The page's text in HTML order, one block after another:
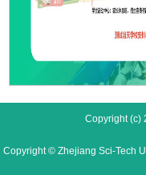
Copyright (c)
Copyright © Zhejiang Sci-Tech